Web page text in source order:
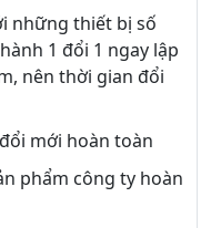
những thiết bị số
1 đổi 1 ngay lập
nên thời gian đổi
mới hoàn toàn
phẩm công ty hoàn